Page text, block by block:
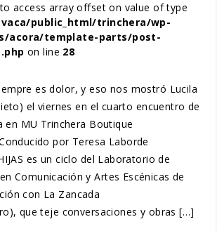
access array offset on value of type
public_html/trinchera/wp-
acora/template-parts/post-
on line 28
es dolor, y eso nos mostró Lucila
el viernes en el cuarto encuentro de
en MU Trinchera Boutique
por Teresa Laborde
es un ciclo del Laboratorio de
Comunicación y Artes Escénicas de
con La Zancada
que teje conversaciones y obras […]